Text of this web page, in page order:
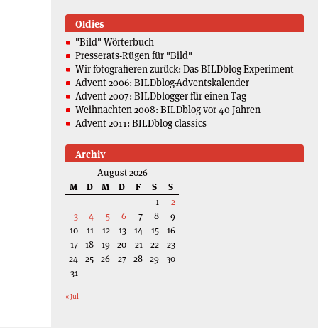
Oldies
"Bild"-Wörterbuch
Presserats-Rügen für "Bild"
Wir fotografieren zurück: Das BILDblog-Experiment
Advent 2006: BILDblog-Adventskalender
Advent 2007: BILDblogger für einen Tag
Weihnachten 2008: BILDblog vor 40 Jahren
Advent 2011: BILDblog classics
Archiv
August 2026
M
D M D F S
S
1
2
3
4 5 6 7 8
9
10
11 12 13 14 15
16
17 18 19 20 21 22
23
24 25 26 27 28 29 30
31
« Jul